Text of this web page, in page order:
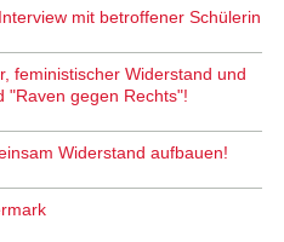
mit betroffener Schülerin
feministischer Widerstand und
"Raven gegen Rechts"!
Widerstand aufbauen!